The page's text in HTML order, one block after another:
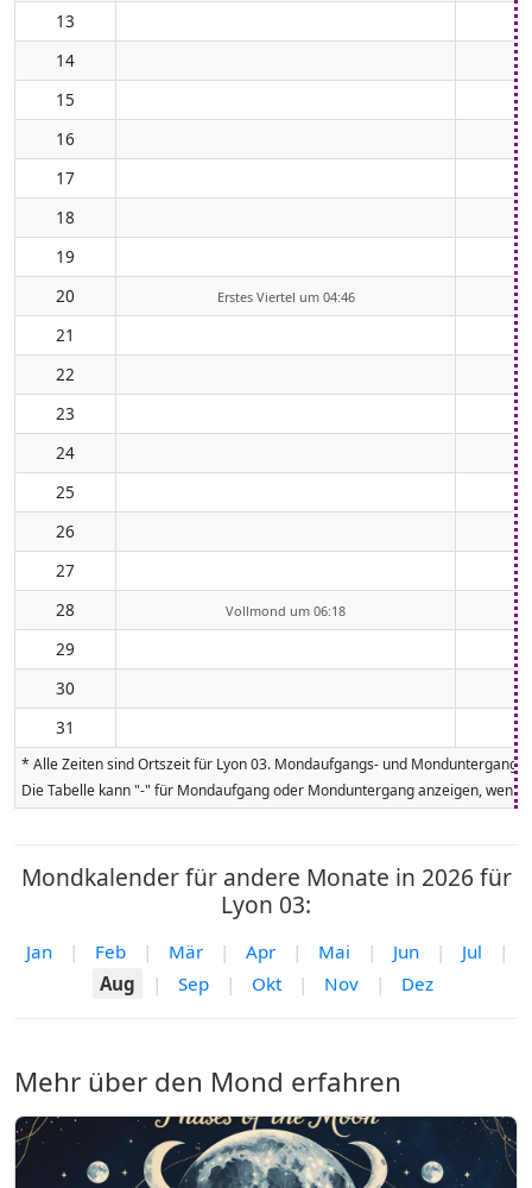
13
14
15
16
17
18
19
20
Erstes Viertel um 04:46
21
22
23
24
25
26
27
28
Vollmond um 06:18
29
30
31
* Alle Zeiten sind Ortszeit für Lyon 03. Mondaufgangs- und
Die Tabelle kann "-" für Mondaufgang oder Monduntergang anzeigen,
Mondkalender für andere Monate in 2026 für
Lyon 03:
Jan | Feb | Mär | Apr | Mai | Jun | Jul
|
Aug
| Sep | Okt | Nov | Dez
Mehr über den Mond erfahren